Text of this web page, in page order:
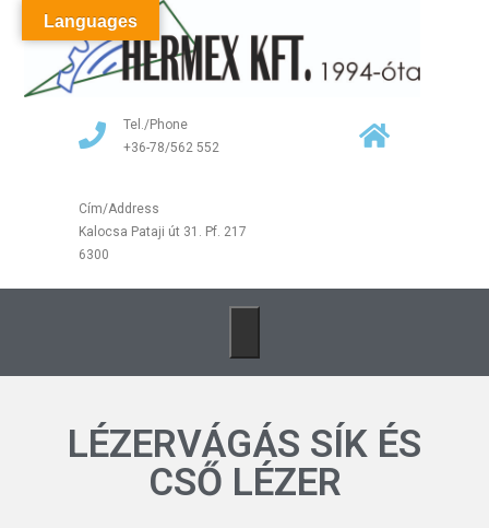
Tel./Phone
+36-78/562 552
Cím/Address
Kalocsa Pataji út 31. Pf. 217
6300
LÉZERVÁGÁS SÍK ÉS
CSŐ LÉZER
Languages